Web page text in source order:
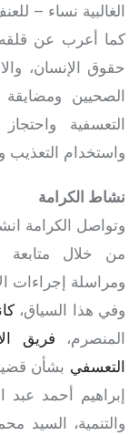
الغالبية نساء –
كما أعرب عن قلقه
حقوق الإنسان،
الصحيين ومضايقة
التعسفية
واستخدام
نشاط الكرامة
وتواصل الكرامة
من خلال متابعة
ومراسلة إجراءات
وفي هذا السياق،
المنصرم، فريق
التعسفي بشأن
إبراهيم أحمد عبد
والتنمية، السيد